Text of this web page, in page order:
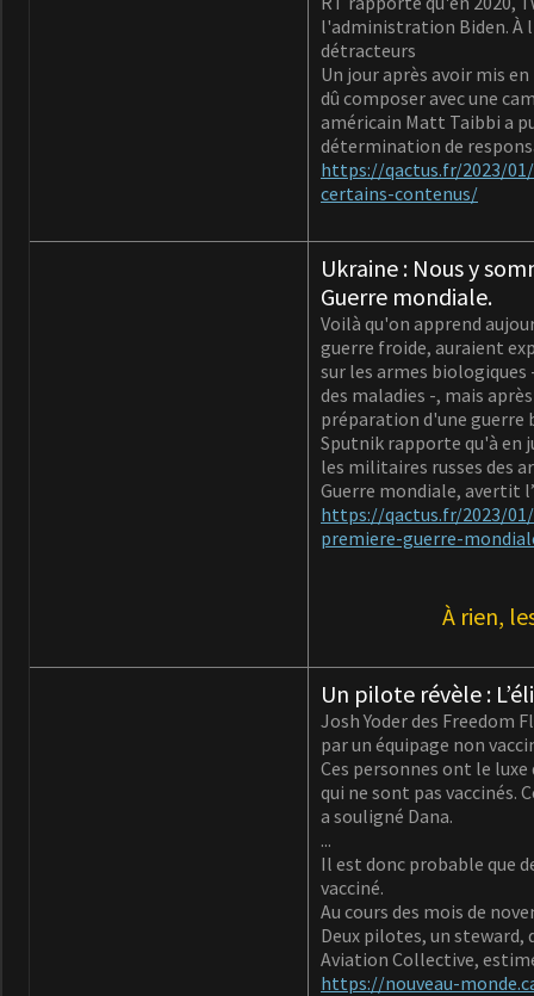
l'administration Biden. À
détracteurs
Un jour après avoir mis
dû composer avec une
américain Matt Taibbi a
détermination de
https://qactus.fr/2023/
certains-contenus/
Ukraine : Nous y
Guerre mondiale.
Voilà qu'on apprend
guerre froide, auraient
sur les armes
des maladies -, mais
préparation d'une guerre
Sputnik rapporte qu'à en
les militaires russes des
Guerre mondiale, avertit
https://qactus.fr/2023/
premiere-guerre-
À rien,
Un pilote révèle :
Josh Yoder des Freedom
par un équipage non
Ces personnes ont le
qui ne sont pas vaccinés.
a souligné Dana.
...
Il est donc probable que
vacciné.
Au cours des mois de
Deux pilotes, un steward,
Aviation Collective,
https://nouveau-